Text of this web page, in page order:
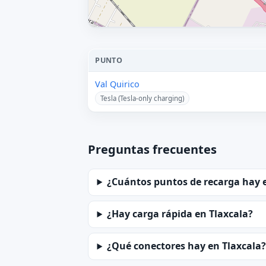
PUNTO
Val Quirico
Tesla (Tesla-only charging)
Preguntas frecuentes
¿Cuántos puntos de recarga hay
¿Hay carga rápida en Tlaxcala?
¿Qué conectores hay en Tlaxcala?